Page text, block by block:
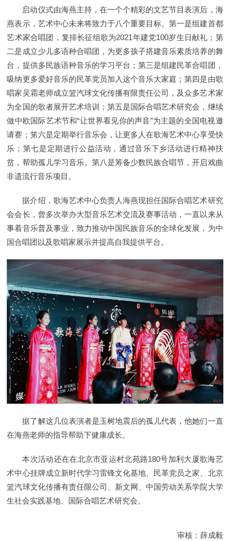
启动仪式由海燕主持，在一个个精彩的文艺节目表演后，海
燕表示，艺术中心未来将致力于八个重要目标。第一是组建首都
艺术家合唱团，复排长征组歌为2021年建党100岁生日献礼；第
二是成立少儿多语种合唱团，为更多孩子搭建音乐素质培养的舞
台，提供多民族语种音乐的学习平台；第三是组建民革合唱团，
吸纳更多爱好音乐的民革党员加入这个音乐大家庭；第四是由歌
唱家吴霜老师成立篮汽球文化传播有限责任公司，及众多艺术家
为全国的歌者展开艺术培训；第五是国际合唱艺术研究会，继续
做中欧国际艺术节和“让世界看见你的声音”为主题的全国电视邀
请赛；笫六是定期举行音乐会，让更多人在歌海艺术中心享受快
乐；第七是定期进行公益活动，通过音乐下乡活动进行精神扶
贫，帮助孤儿学习音乐。第八是筹备少数民族合唱节，开启戏曲
非遗流行音乐项目。
据介绍，歌海艺术中心负责人海燕现担任国际合唱艺术研究
会会长，曾多次举办大型音乐艺术交流及赛事活动，一直以来从
事着音乐普及事业，致力推动中国民族音乐的全球化发展，为中
国合唱团以及歌唱家展示并提高自我提供平台。
据了解这几位表演者是玉树地震后的孤儿代表，他她们一直
在海燕老师的指导帮助下健康成长。
本次活动还在在北京市亚运村北苑路180号加利大厦歌海艺
术中心挂牌成立新时代学习雷锋文化基地、民革党员之家、北京
篮汽球文化传播有责任限公司、新文网、中国劳动关系学院大学
生社会实践基地、国际合唱艺术研究会。
审核：薛成毅